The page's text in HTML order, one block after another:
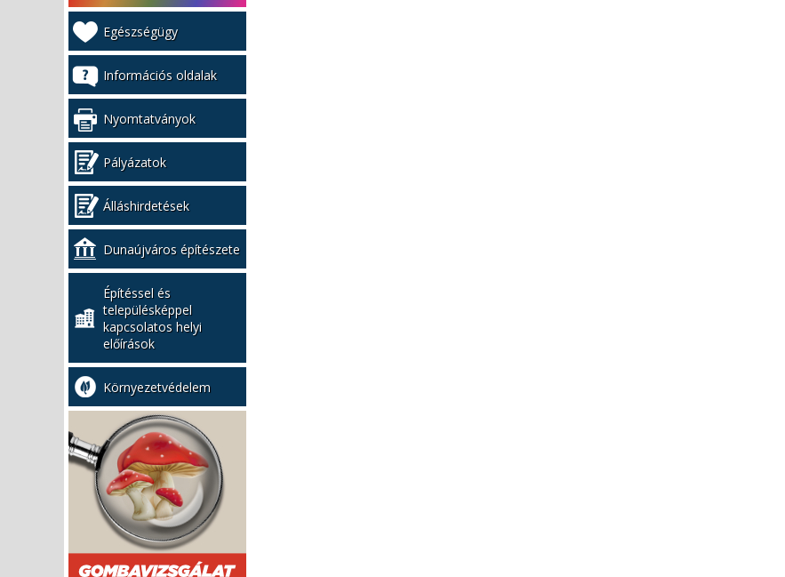
Kiemelt
bal
menü
Egészségügy
Információs oldalak
Nyomtatványok
Pályázatok
Álláshirdetések
Dunaújváros építészete
Építéssel és
településképpel
kapcsolatos helyi
előírások
Környezetvédelem